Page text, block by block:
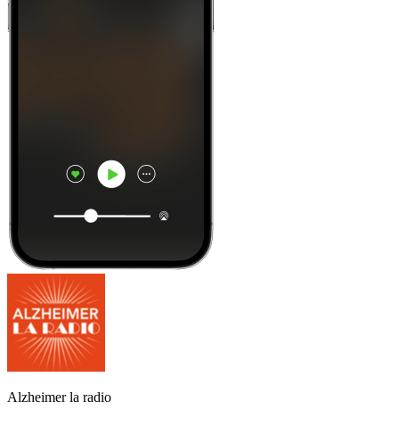
Alzheimer la radio